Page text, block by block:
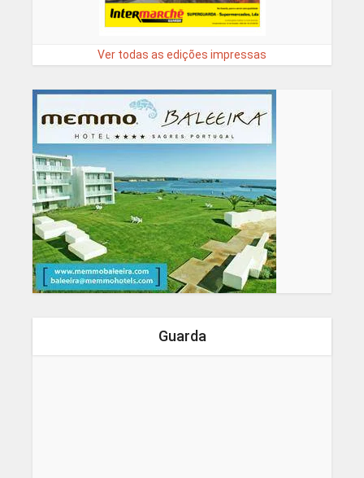
Ver todas as edições impressas
Guarda